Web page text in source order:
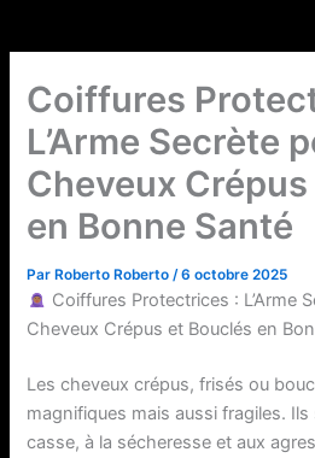
Coiffures
L’Arme Secrète
Cheveux
en Bonne Santé
ParRoberto Roberto /6 octobre 2025
Coiffures Protectrices : L’Arme
Cheveux Crépus et Bouclés en
Les cheveux crépus, frisés ou
magnifiques mais aussi fragiles.
casse, à la sécheresse et aux